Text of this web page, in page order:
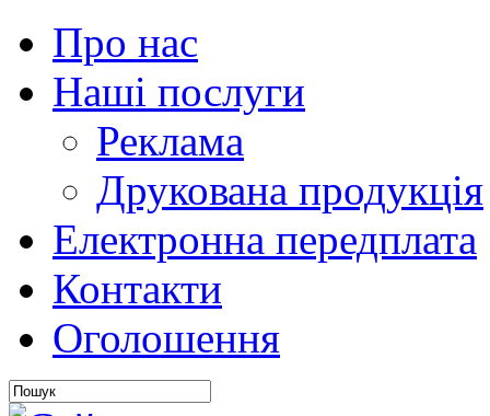
Про нас
Наші послуги
Реклама
Друкована продукція
Електронна передплата
Контакти
Оголошення